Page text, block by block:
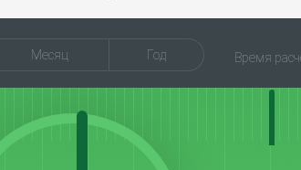
Месяц Год Время